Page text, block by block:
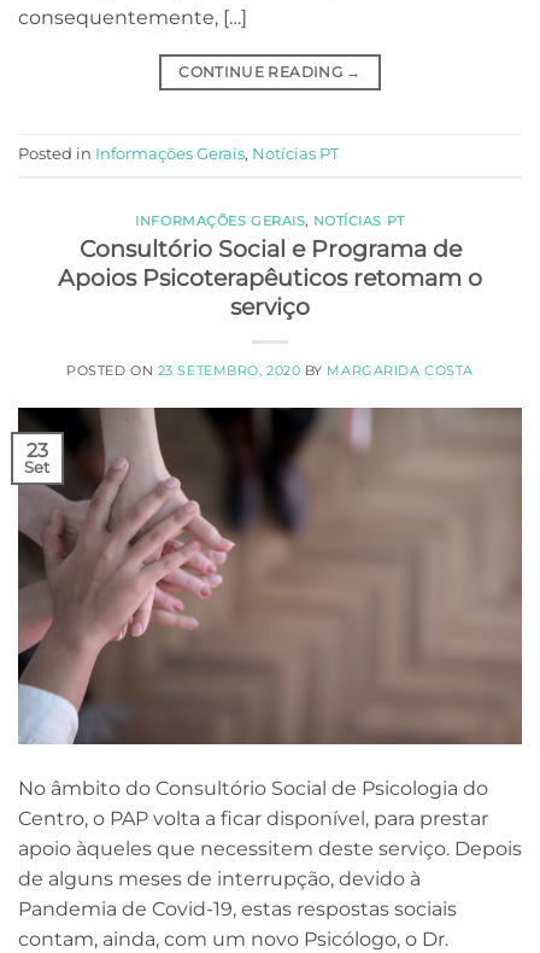
consequentemente, […]
CONTINUE READING →
Posted in Informações Gerais, Notícias PT
INFORMAÇÕES GERAIS, NOTÍCIAS PT
Consultório Social e Programa de
Apoios Psicoterapêuticos retomam o
serviço
POSTED ON 23 SETEMBRO, 2020 BY MARGARIDA COSTA
23
Set
No âmbito do Consultório Social de Psicologia do
Centro, o PAP volta a ficar disponível, para prestar
apoio àqueles que necessitem deste serviço. Depois
de alguns meses de interrupção, devido à
Pandemia de Covid-19, estas respostas sociais
contam, ainda, com um novo Psicólogo, o Dr.